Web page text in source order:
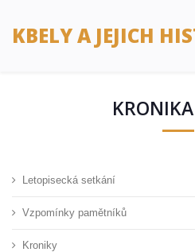
KBELY A JEJICH
Letopisecká setkání
Vzpomínky pamětníků
Kroniky